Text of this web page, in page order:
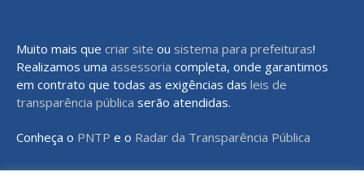
Muito mais que criar site ou sistema para prefeituras!
Realizamos uma assessoria completa, onde garantimos
em contrato que todas as exigências das leis de
transparência pública serão atendidas.
Conheça o PNTP e o Radar da Transparência Pública